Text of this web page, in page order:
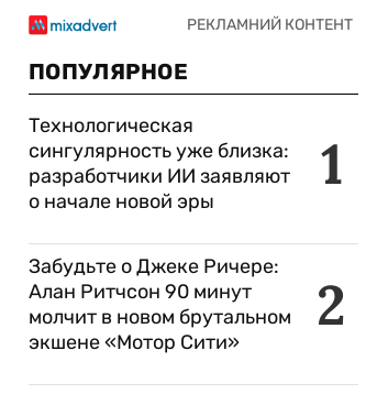
ПОПУЛЯРНОЕ
1
Технологическая
сингулярность уже близка:
разработчики ИИ заявляют
о начале новой эры
2
Забудьте о Джеке Ричере:
Алан Ритчсон 90 минут
молчит в новом брутальном
экшене «Мотор Сити»